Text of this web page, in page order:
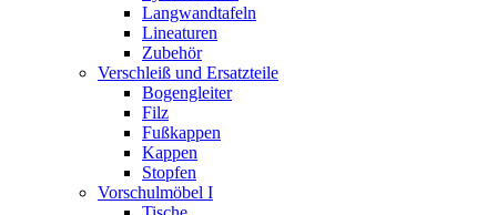
Langwandtafeln
Lineaturen
Zubehör
Verschleiß und Ersatzteile
Bogengleiter
Filz
Fußkappen
Kappen
Stopfen
Vorschulmöbel I